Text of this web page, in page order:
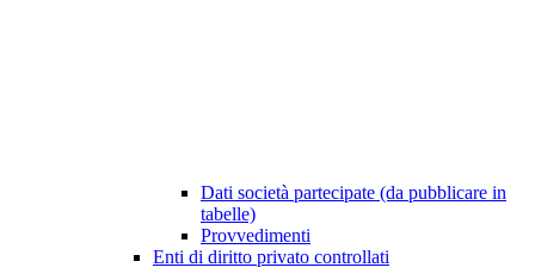
Dati società partecipate (da pubblicare in
tabelle)
Provvedimenti
Enti di diritto privato controllati